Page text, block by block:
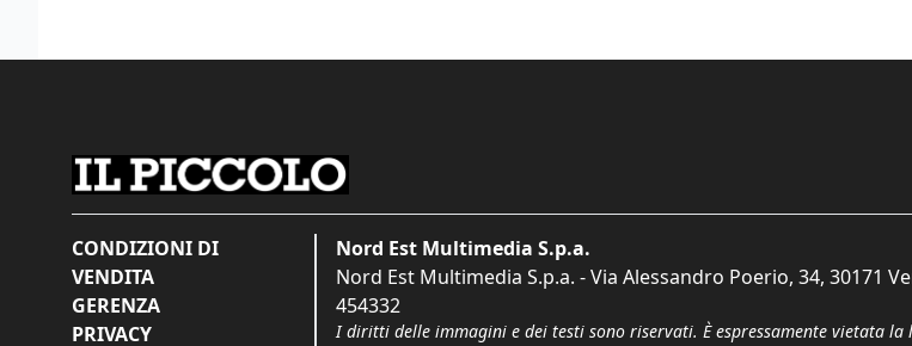
CONDIZIONI DI
VENDITA
GERENZA
PRIVACY
Nord Est Multimedia S.p.a.
Nord Est Multimedia S.p.a. - Via Alessandro Poerio, 34, 30171
454332
I diritti delle immagini e dei testi sono riservati. È espressamente vietata